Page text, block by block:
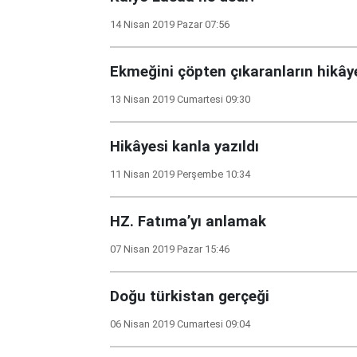
14 Nisan 2019 Pazar 07:56
Ekmeğini çöpten çıkaranların
13 Nisan 2019 Cumartesi 09:30
Hikâyesi kanla yazıldı
11 Nisan 2019 Perşembe 10:34
HZ. Fatıma’yı anlamak
07 Nisan 2019 Pazar 15:46
Doğu türkistan gerçeği
06 Nisan 2019 Cumartesi 09:04